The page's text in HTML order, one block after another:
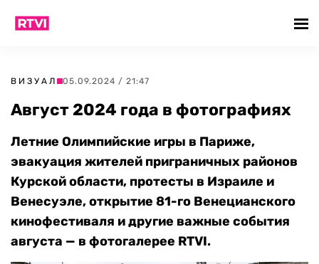
ВИЗУАЛ 05.09.2024 / 21:47
Август 2024 года в фотографиях
Летние Олимпийские игры в Париже,
эвакуация жителей приграничных районов
Курской области, протесты в Израиле и
Венесуэле, открытие 81-го Венецианского
кинофестиваля и другие важные события
августа — в фотогалерее RTVI.